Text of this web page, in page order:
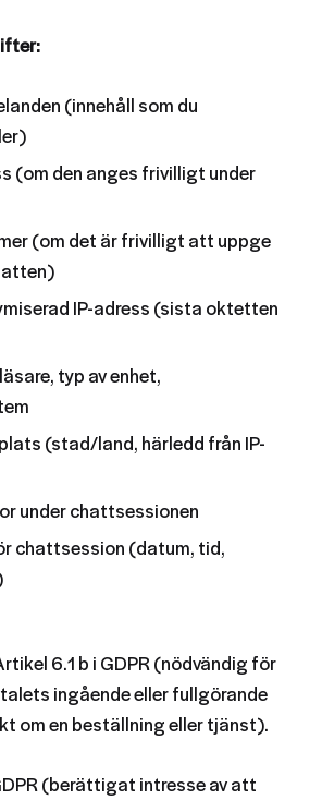
(innehåll som du
(om den anges frivilligt under
(om det är frivilligt att uppge
IP-adress (sista oktetten
typ av enhet,
(stad/land, härledd från IP-
under chattsessionen
chattsession (datum, tid,
6.1 b i GDPR (nödvändig för
ingående eller fullgörande
om en beställning eller tjänst).
(berättigat intresse av att